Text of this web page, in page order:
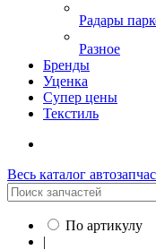
Радары
Разное
Бренды
Уценка
Супер цены
Текстиль
Весь каталог
По артикулу
|